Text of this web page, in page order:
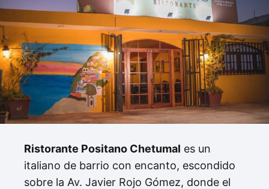
Ristorante Positano Chetumal es un
italiano de barrio con encanto, escondido
sobre la Av. Javier Rojo Gómez, donde el